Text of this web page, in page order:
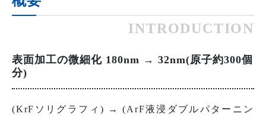
INTRODUCTION
表面加工の微細化 180nm → 32nm(原子約300個
分)
(KrFソリグラフィ) → (ArF液浸ダブルパターニン